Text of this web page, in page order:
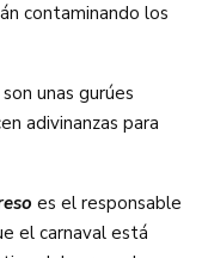
contaminando los
unas gurúes
adivinanzas para
es el responsable
el carnaval está